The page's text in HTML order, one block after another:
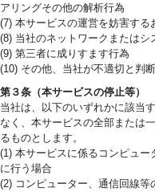
アリングその他の解析行為
(7) 本サービスの運営を妨害する
(8) 当社のネットワークまたはシ
(9) 第三者に成りすます行為
(10) その他、当社が不適切と判
第３条（本サービスの停止等）
当社は、以下のいずれかに該当
なく、本サービスの全部または
るものとします。
(1) 本サービスに係るコンピュ
に行う場合
(2) コンピューター、通信回線